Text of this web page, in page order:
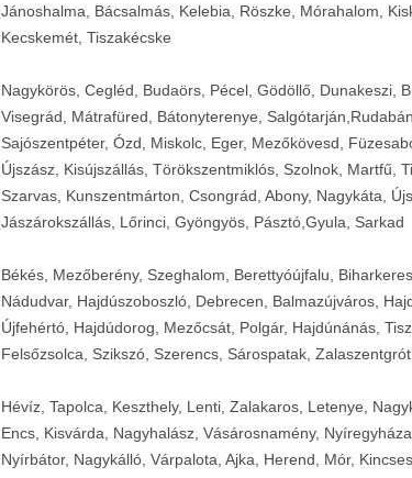
Jánoshalma, Bácsalmás, Kelebia, Röszke, Mórahalom,
Kecskemét, Tiszakécske
Nagykörös, Cegléd, Budaörs, Pécel, Gödöllő, Dunakeszi,
Visegrád, Mátrafüred, Bátonyterenye,
Sajószentpéter, Ózd, Miskolc, Eger, Mezőkövesd,
Újszász, Kisújszállás, Törökszentmiklós, Szolnok, Martfű,
Szarvas, Kunszentmárton, Csongrád, Abony, Nagykáta,
Jászárokszállás, Lőrinci, Gyöngyös, Pásztó,Gyula, Sarkad
Békés, Mezőberény, Szeghalom, Berettyóújfalu,
Nádudvar, Hajdúszoboszló, Debrecen, Balmazújváros,
Újfehértó, Hajdúdorog, Mezőcsát, Polgár, Hajdúnánás,
Felsőzsolca, Szikszó, Szerencs, Sárospatak, Zalaszentgrót
Hévíz, Tapolca, Keszthely, Lenti, Zalakaros, Letenye,
Encs, Kisvárda, Nagyhalász, Vásárosnamény,
Nyírbátor, Nagykálló, Várpalota, Ajka, Herend, Mór,